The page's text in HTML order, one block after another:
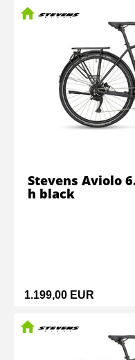
1.199,00 EUR
Stevens Aviolo
h black